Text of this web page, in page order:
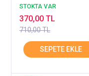
Yayın
STOKTA VAR
710,00 TL
370,00 TL